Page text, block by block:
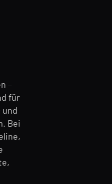
–
für
Bei